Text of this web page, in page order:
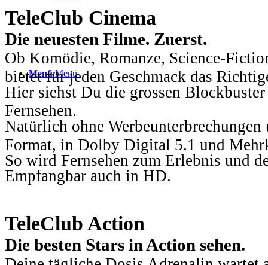
Menü Menü
TeleClub Cinema
Die neuesten Filme. Zuerst.
Ob Komödie, Romanze, Science-
bietet für jeden Geschmack das
Hier siehst Du die grossen
Fernsehen.
Natürlich ohne
Format, in Dolby Digital 5.1 und
So wird Fernsehen zum Erlebnis und
Empfangbar auch in HD.
TeleClub Action
Die besten Stars in Action sehen.